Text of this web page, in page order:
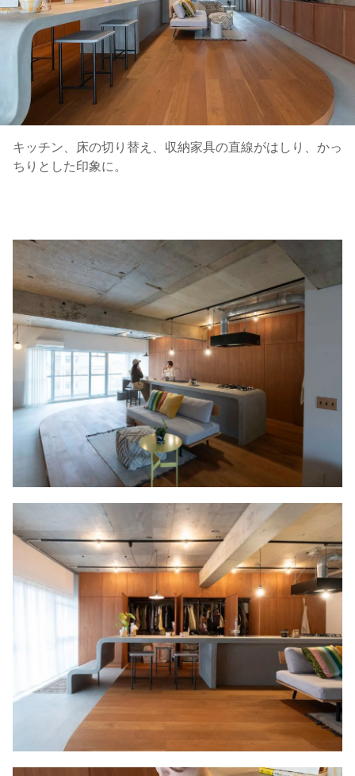
キッチン、床の切り替え、収納家具の直線がはしり、かっ
ちりとした印象に。